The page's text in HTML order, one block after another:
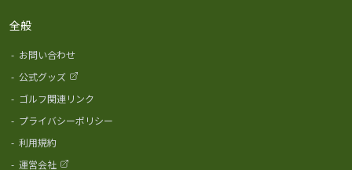
全般
- お問い合わせ
- 公式グッズ
- ゴルフ関連リンク
- プライバシーポリシー
- 利用規約
- 運営会社